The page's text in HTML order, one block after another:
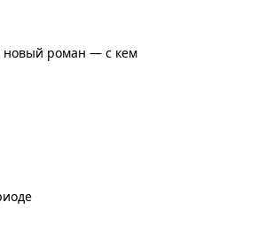
новый роман — с кем